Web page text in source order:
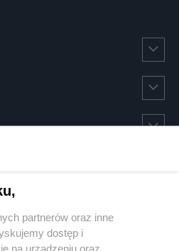
partnerów oraz inne
dostęp i
na urządzeniu oraz